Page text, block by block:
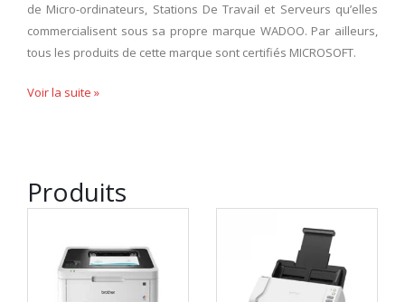
de Micro-ordinateurs, Stations De Travail et Serveurs qu’elles
commercialisent sous sa propre marque WADOO. Par ailleurs,
tous les produits de cette marque sont certifiés MICROSOFT.
Voir la suite »
Produits